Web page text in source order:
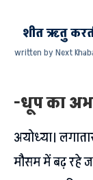
शीत ऋतु
written byNext
-धूप का
अयोध्या।
मौसम में बढ़ रहे